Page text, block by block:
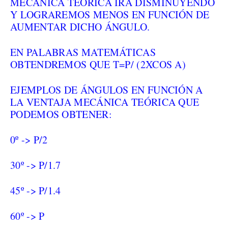
Y LOGRAREMOS MENOS EN FUNCIÓN DE
AUMENTAR DICHO ÁNGULO.
EN PALABRAS MATEMÁTICAS
OBTENDREMOS QUE T=P/ (2XCOS A)
EJEMPLOS DE ÁNGULOS EN FUNCIÓN A
LA VENTAJA MECÁNICA TEÓRICA QUE
PODEMOS OBTENER:
0º -> P/2
30º -> P/1.7
45º -> P/1.4
60º -> P